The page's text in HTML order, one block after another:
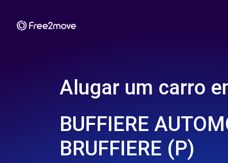
Alugar um carro
BUFFIERE
BRUFFIERE (P)